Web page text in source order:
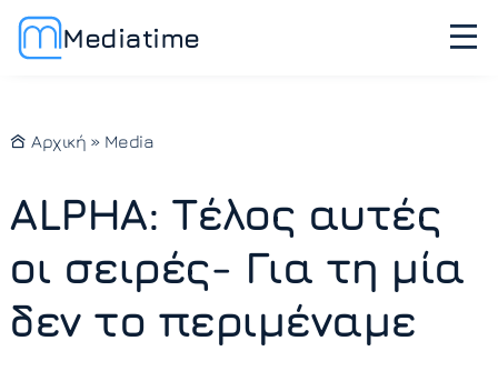
Mediatime
Αρχική » Media
ALPHA: Τέλος αυτές
οι σειρές- Για τη μία
δεν το περιμέναμε